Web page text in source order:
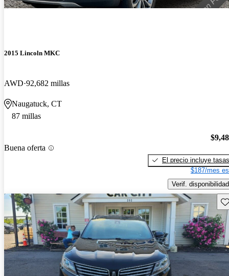
2015 Lincoln MKC
AWD 92,682 millas
Naugatuck, CT
87 millas
Buena oferta
El precio incluye tasas
$187/mes
Verif. disponibilidad